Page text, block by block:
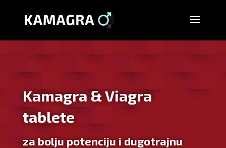
Kamagra & Viagra
tablete
za bolju potenciju i dugotrajnu